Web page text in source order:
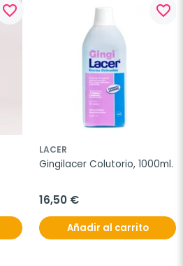
favorite_border favorite_border
LACER
Gingilacer Colutorio, 1000ml.
16,50 €
Añadir al carrito